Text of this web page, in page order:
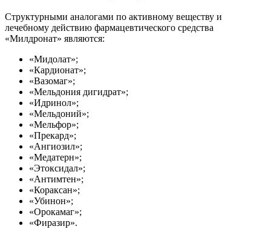
Структурными аналогами по активному веществу и
лечебному действию фармацевтического средства
«Милдронат» являются:
«Мидолат»;
«Кардионат»;
«Вазомаг»;
«Мельдония дигидрат»;
«Идринол»;
«Мельдоний»;
«Мельфор»;
«Прекард»;
«Ангиозил»;
«Медатерн»;
«Этоксидал»;
«Антимтен»;
«Кораксан»;
«Убинон»;
«Орокамаг»;
«Фиразир».